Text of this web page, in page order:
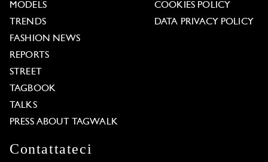
MODELS
TRENDS
FASHION NEWS
REPORTS
STREET
TAGBOOK
TALKS
PRESS ABOUT TAGWALK
COOKIES POLICY
DATA PRIVACY POLICY
Contattateci